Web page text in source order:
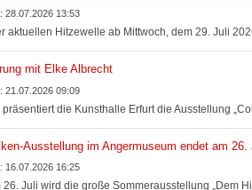
28.07.2026 13:53
aktuellen Hitzewelle ab Mittwoch, dem 29. Juli
mit Elke Albrecht
21.07.2026 09:09
die Kunsthalle Erfurt die Ausstellung
Ausstellung im Angermuseum endet am 26.
16.07.2026 16:25
26. Juli wird die große Sommerausstellung „Dem